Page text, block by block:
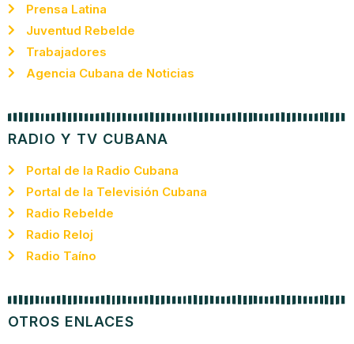
Prensa Latina
Juventud Rebelde
Trabajadores
Agencia Cubana de Noticias
RADIO Y TV CUBANA
Portal de la Radio Cubana
Portal de la Televisión Cubana
Radio Rebelde
Radio Reloj
Radio Taíno
OTROS ENLACES